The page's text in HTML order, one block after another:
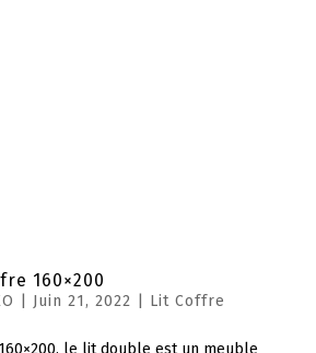
160×200
Juin 21, 2022 Lit Coffre